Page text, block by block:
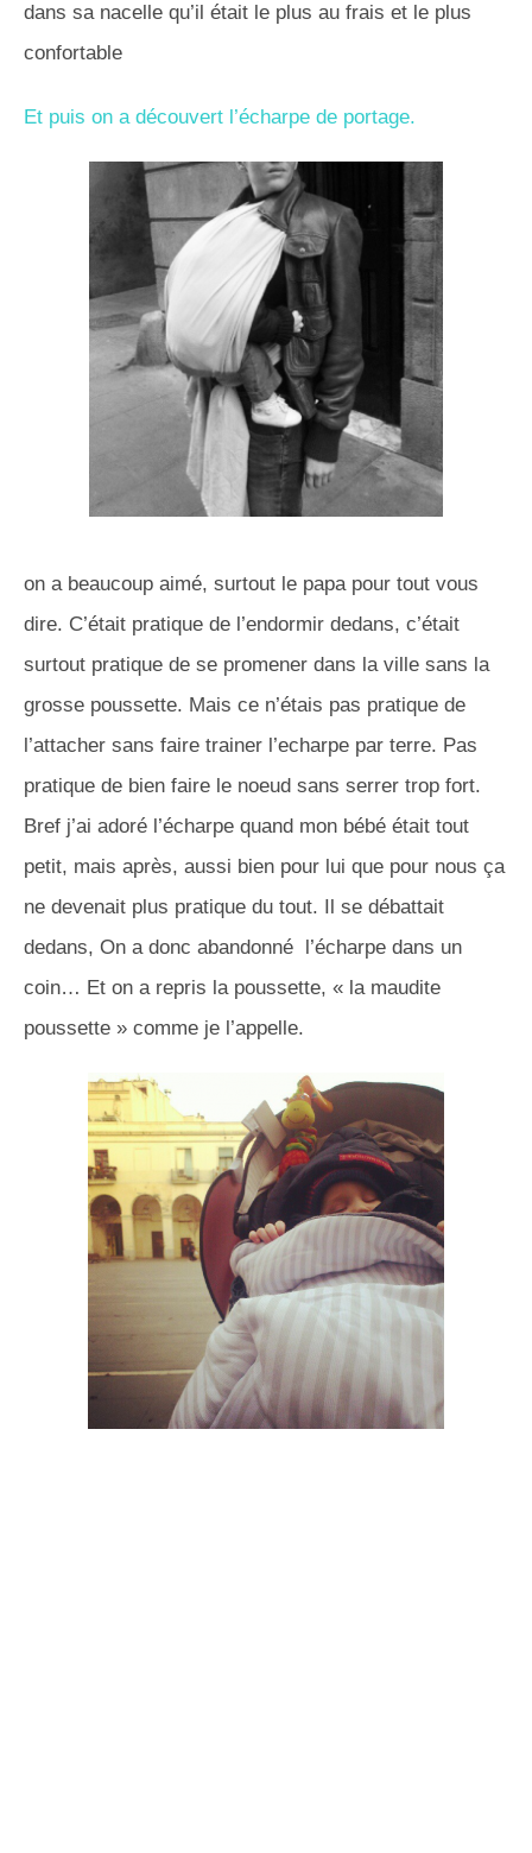
dans sa nacelle qu’il était le plus au frais et le plus
confortable
Et puis on a découvert l’écharpe de portage.
on a beaucoup aimé, surtout le papa pour tout vous
dire. C’était pratique de l’endormir dedans, c’était
surtout pratique de se promener dans la ville sans la
grosse poussette. Mais ce n’étais pas pratique de
l’attacher sans faire trainer l’echarpe par terre. Pas
pratique de bien faire le noeud sans serrer trop fort.
Bref j’ai adoré l’écharpe quand mon bébé était tout
petit, mais après, aussi bien pour lui que pour nous ça
ne devenait plus pratique du tout. Il se débattait
dedans, On a donc abandonné l’écharpe dans un
coin… Et on a repris la poussette, « la maudite
poussette » comme je l’appelle.